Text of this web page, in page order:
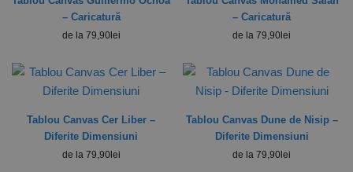
– Caricatură
de la 79,90lei
– Caricatură
de la79,90lei
Tablou Canvas Cer Liber –
Diferite Dimensiuni
de la 79,90lei
Tablou Canvas Dune de Nisip –
Diferite Dimensiuni
de la79,90lei